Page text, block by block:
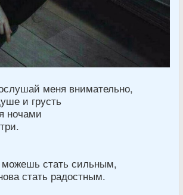
меня внимательно,
и грусть
ночами
стать сильным,
стать радостным.